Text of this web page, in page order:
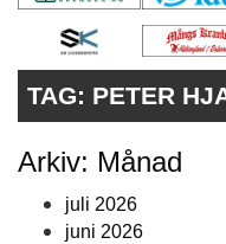
VÅRA ANDRA
PRENUMERERA
ANNONSERA
TAG: PETER
Arkiv: Månad
juli 2026
juni 2026